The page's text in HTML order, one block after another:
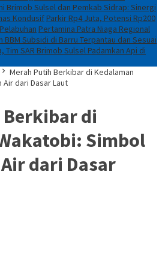
Brimob Sulsel dan Pemkab Sidrap: Sinergi
KondusifParkir Rp4 Juta, Potensi Rp200
Pertamina Patra Niaga Regional
Subsidi di Barru Terpantau dan Sesuai
Tim SAR Brimob Sulsel Padamkan Api di
Merah Putih Berkibar di Kedalaman
Air dari Dasar Laut
di
Simbol
dari Dasar